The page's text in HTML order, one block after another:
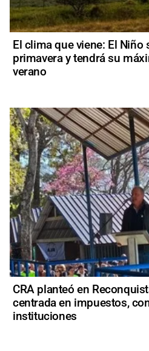
El clima que viene: El Niño
primavera y tendrá su
verano
CRA planteó en
centrada en impuestos,
instituciones